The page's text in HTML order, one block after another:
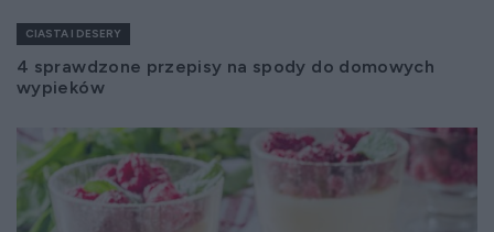
CIASTA I DESERY
4 sprawdzone przepisy na spody do domowych
wypieków